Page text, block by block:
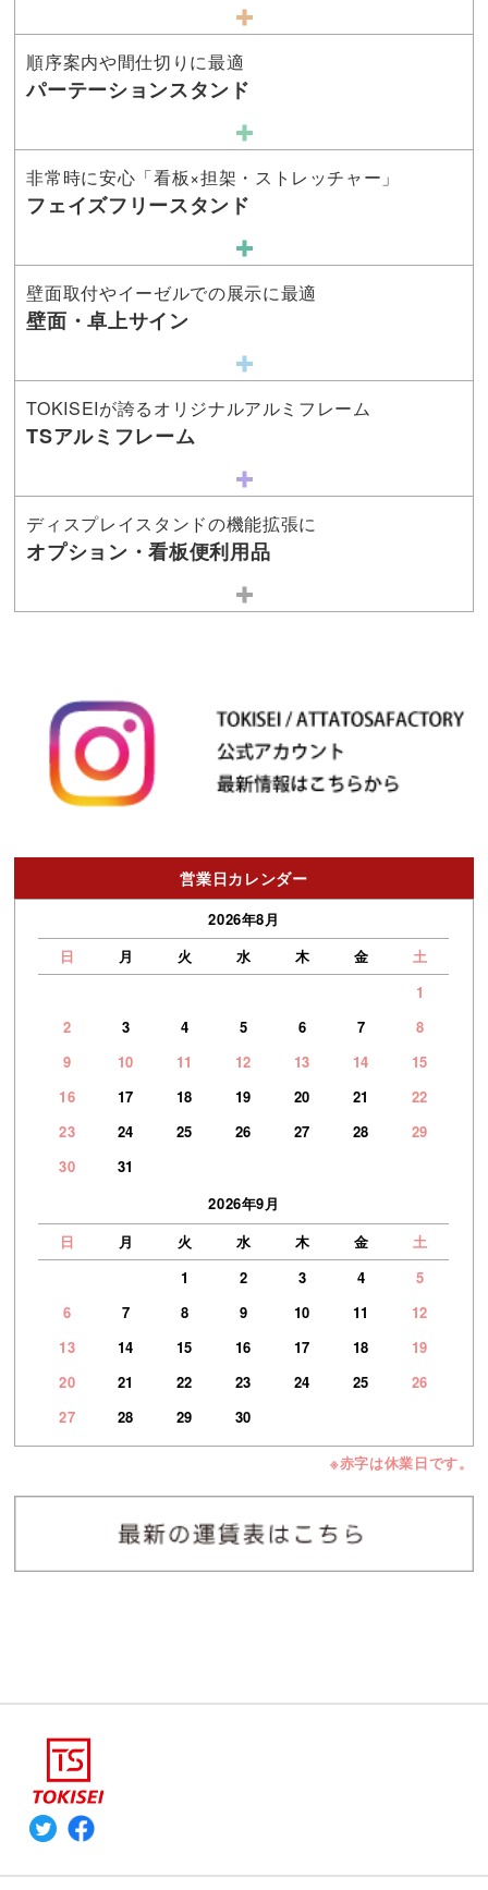
順序案内や間仕切りに最適
パーテーションスタンド
非常時に安心「看板×担架・ストレッチャー」
フェイズフリースタンド
壁面取付やイーゼルでの展示に最適
壁面・卓上サイン
TOKISEIが誇るオリジナルアルミフレーム
TSアルミフレーム
ディスプレイスタンドの機能拡張に
オプション・看板便利用品
営業日カレンダー
2026年8月
日
月 火 水 木 金
土
1
2
3 4 5 6 7
8
9
10 11 12 13 14
15
16
17 18 19 20 21
22
23
24 25 26 27 28
29
30
31
2026年9月
日
月 火 水 木 金
土
1
2 3 4
5
6
7 8 9 10 11
12
13
14 15 16 17 18
19
20
21 22 23 24 25
26
27
28 29 30
※赤字は休業日です。